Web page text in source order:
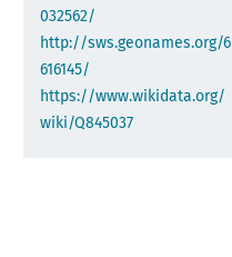
032562/
http://sws.geonames.org/6
616145/
https://www.wikidata.org/
wiki/Q845037